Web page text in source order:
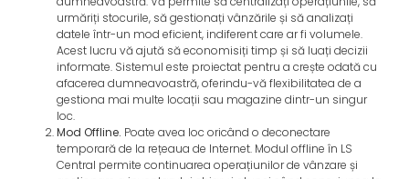
urmăriți stocurile, să gestionați vânzările și să analizați
datele într-un mod eficient, indiferent care ar fi volumele.
Acest lucru vă ajută să economisiți timp și să luați decizii
informate. Sistemul este proiectat pentru a crește odată cu
afacerea dumneavoastră, oferindu-vă flexibilitatea de a
gestiona mai multe locații sau magazine dintr-un singur
loc.
Mod Offline. Poate avea loc oricând o deconectare
temporară de la rețeaua de Internet. Modul offline în LS
Central permite continuarea operațiunilor de vânzare și